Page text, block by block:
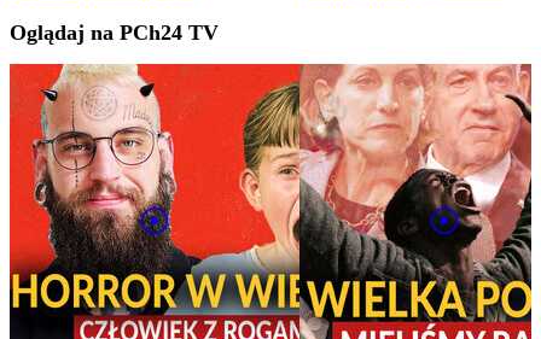
Oglądaj na PCh24 TV